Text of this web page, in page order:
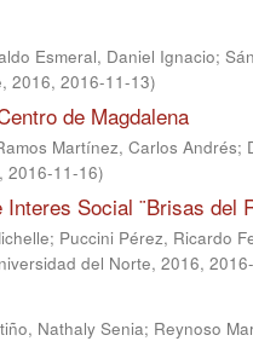
Esmeral, Daniel Ignacio;
2016, 2016-11-13)
de Magdalena
Martínez, Carlos Andrés;
, 2016-11-16)
Social ¨Brisas del
; Puccini Pérez, Ricardo
del Norte, 2016,
Nathaly Senia; Reynoso